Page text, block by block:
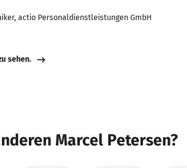
actio Personaldienstleistungen GmbH
sehen.
Marcel Petersen?